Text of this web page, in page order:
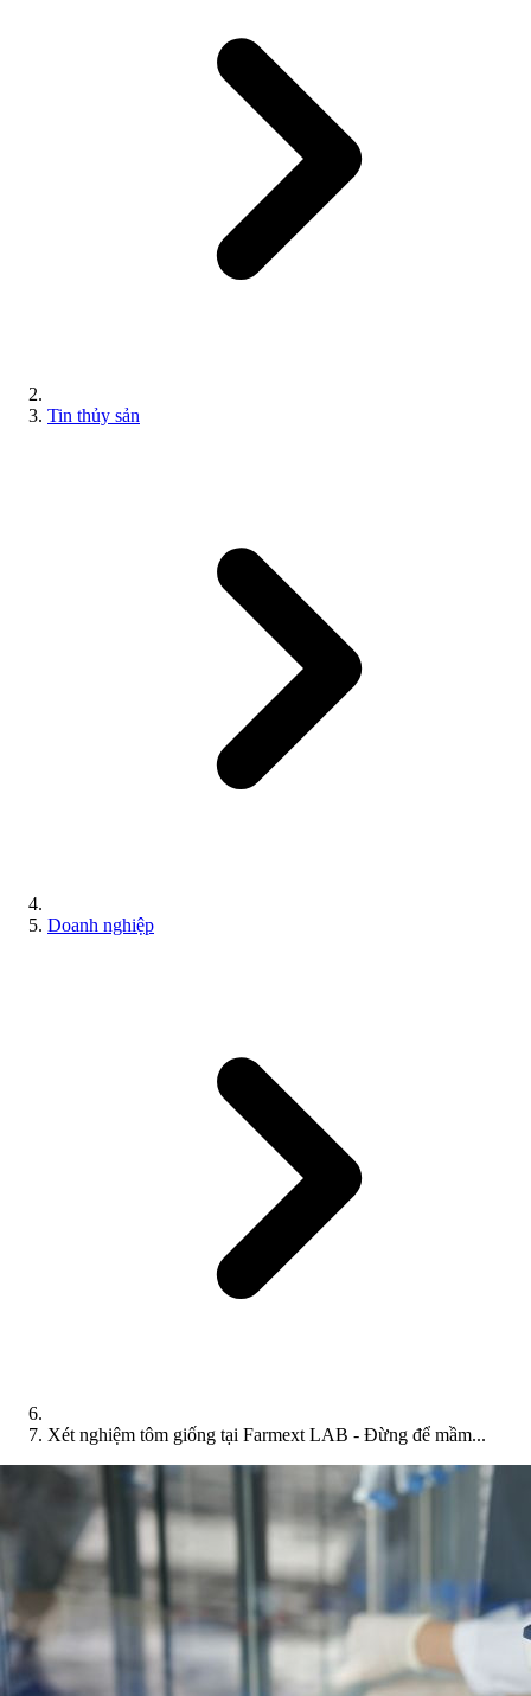
Tin thủy sản
Doanh nghiệp
Xét nghiệm tôm giống tại Farmext LAB - Đừng để mầm...